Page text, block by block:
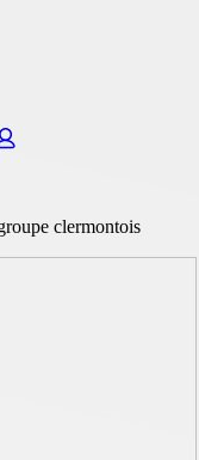
clermontois